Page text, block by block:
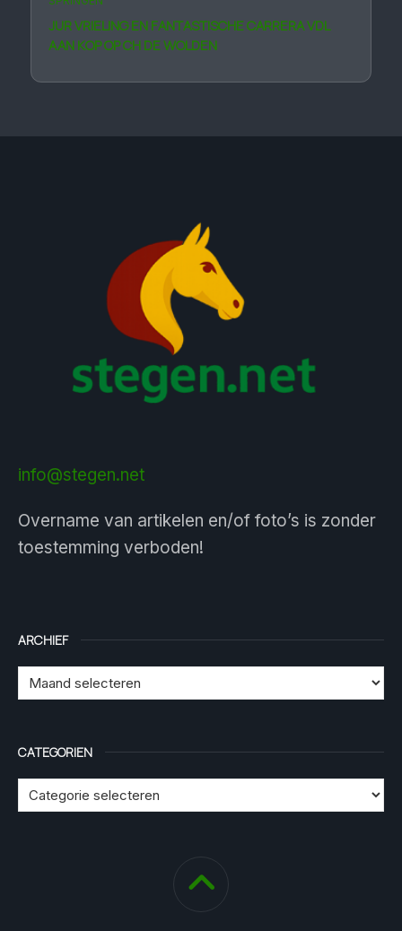
JUR VRIELING EN FANTASTISCHE CARRERA VDL
AAN KOP OP CH DE WOLDEN
info@stegen.net
Overname van artikelen en/of foto’s is zonder
toestemming verboden!
ARCHIEF
CATEGORIEN